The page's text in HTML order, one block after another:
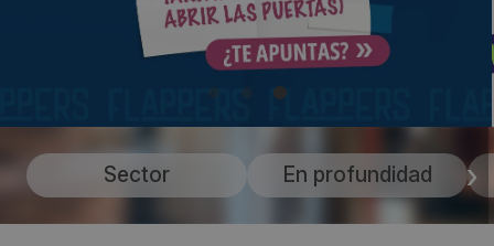
Sector En profundidad